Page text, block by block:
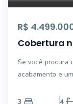
R$
Cobertura
Praia de
Se você procura
acabamento e
unidade conta
3 4